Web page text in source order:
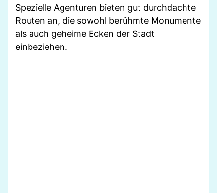
Spezielle Agenturen bieten gut durchdachte
Routen an, die sowohl berühmte Monumente
als auch geheime Ecken der Stadt
einbeziehen.